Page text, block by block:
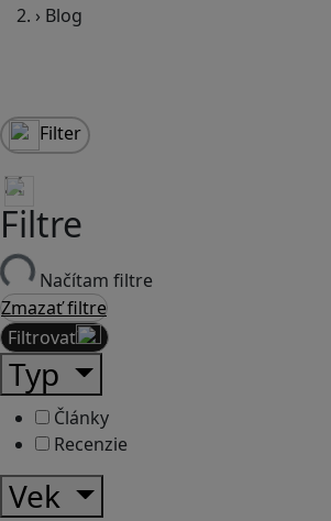
› Blog
Filter
Filtre
Načítam filtre
Zmazať filtre
Filtrovať
Typ
Články
Recenzie
Vek